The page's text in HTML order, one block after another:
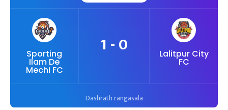
Sporting
Ilam De
Mechi FC
1 - 0 Lalitpur City
FC
Dashrath rangasala